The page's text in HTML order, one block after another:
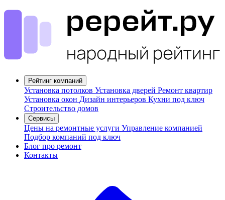
Рейтинг компаний
Установка потолков Установка дверей Ремонт квартир
Установка окон Дизайн интерьеров Кухни под ключ
Строительство домов
Сервисы
Цены на ремонтные услуги Управление компанией
Подбор компаний под ключ
Блог про ремонт
Контакты